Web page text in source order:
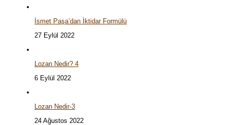
İsmet Paşa’dan İktidar Formülü
27 Eylül 2022
Lozan Nedir? 4
6 Eylül 2022
Lozan Nedir-3
24 Ağustos 2022